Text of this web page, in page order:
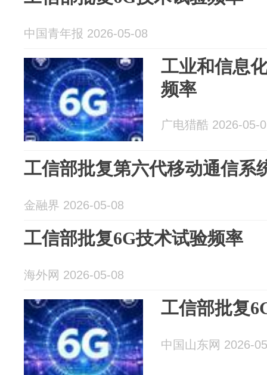
中国青年报 2026-05-08
工业和信息
频率
广电猎酷 2026-05-
工信部批复第六代移动通信系
金融界 2026-05-08
工信部批复6G技术试验频率
海外网 2026-05-08
工信部批复
中国山东网 2026-